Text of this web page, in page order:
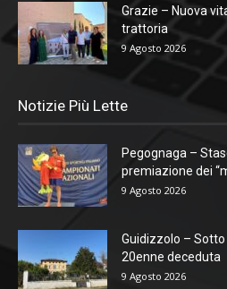
Grazie – Nuova
trattoria
9 Agosto 2026
Notizie Più Lette
Pegognaga –
premiazione dei
9 Agosto 2026
Guidizzolo –
20enne deceduta
9 Agosto 2026